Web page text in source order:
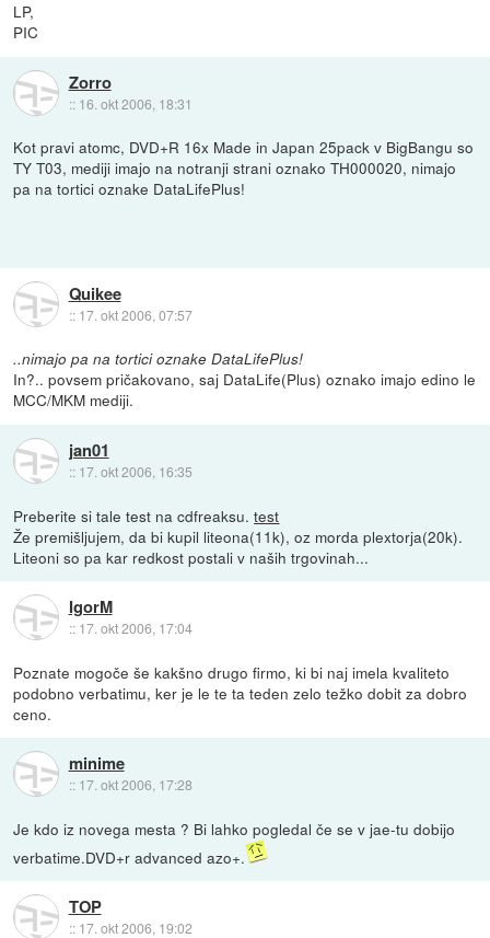
LP,
PIC
Zorro
:: 16. okt 2006, 18:31
Kot pravi atomc, DVD+R 16x Made in Japan 25pack v BigBangu so
TY T03, mediji imajo na notranji strani oznako TH000020, nimajo
pa na tortici oznake DataLifePlus!
Quikee
:: 17. okt 2006, 07:57
..nimajo pa na tortici oznake DataLifePlus!
In?.. povsem pričakovano, saj DataLife(Plus) oznako imajo edino le
MCC/MKM mediji.
jan01
:: 17. okt 2006, 16:35
Preberite si tale test na cdfreaksu.test
Že premišljujem, da bi kupil liteona(11k), oz morda plextorja(20k).
Liteoni so pa kar redkost postali v naših trgovinah...
IgorM
:: 17. okt 2006, 17:04
Poznate mogoče še kakšno drugo firmo, ki bi naj imela kvaliteto
podobno verbatimu, ker je le te ta teden zelo težko dobit za dobro
ceno.
minime
:: 17. okt 2006, 17:28
Je kdo iz novega mesta ? Bi lahko pogledal če se v jae-tu dobijo
verbatime.DVD+r advanced azo+.
TOP
:: 17. okt 2006, 19:02